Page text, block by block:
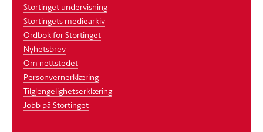
Stortinget undervisning
Stortingets mediearkiv
Ordbok for Stortinget
Nyhetsbrev
Om nettstedet
Personvernerklæring
Tilgjengelighetserklæring
Jobb på Stortinget